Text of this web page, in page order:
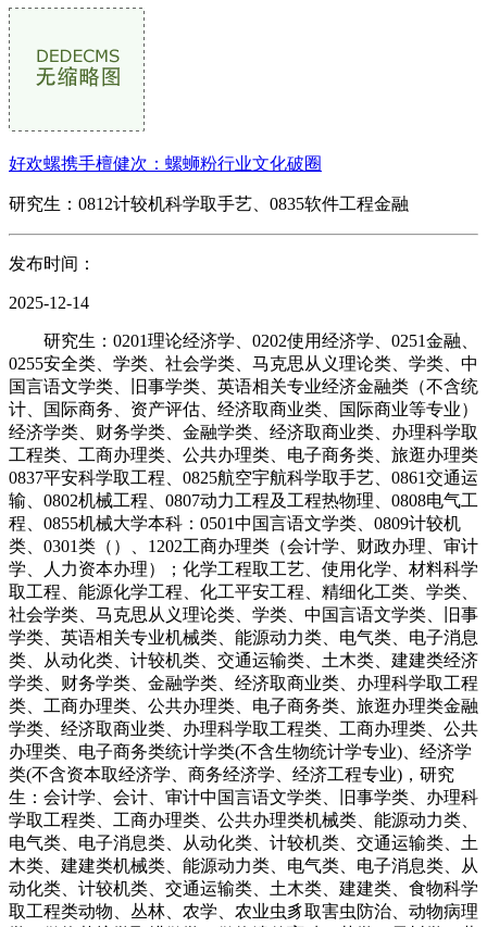
好欢螺携手檀健次：螺蛳粉行业文化破圈
研究生：0812计较机科学取手艺、0835软件工程金融
发布时间：
2025-12-14
研究生：0201理论经济学、0202使用经济学、0251金融、
0255安全类、学类、社会学类、马克思从义理论类、学类、中
国言语文学类、旧事学类、英语相关专业经济金融类（不含统
计、国际商务、资产评估、经济取商业类、国际商业等专业）
经济学类、财务学类、金融学类、经济取商业类、办理科学取
工程类、工商办理类、公共办理类、电子商务类、旅逛办理类
0837平安科学取工程、0825航空宇航科学取手艺、0861交通运
输、0802机械工程、0807动力工程及工程热物理、0808电气工
程、0855机械大学本科：0501中国言语文学类、0809计较机
类、0301类（）、1202工商办理类（会计学、财政办理、审计
学、人力资本办理）；化学工程取工艺、使用化学、材料科学
取工程、能源化学工程、化工平安工程、精细化工类、学类、
社会学类、马克思从义理论类、学类、中国言语文学类、旧事
学类、英语相关专业机械类、能源动力类、电气类、电子消息
类、从动化类、计较机类、交通运输类、土木类、建建类经济
学类、财务学类、金融学类、经济取商业类、办理科学取工程
类、工商办理类、公共办理类、电子商务类、旅逛办理类金融
学类、经济取商业类、办理科学取工程类、工商办理类、公共
办理类、电子商务类统计学类(不含生物统计学专业)、经济学
类(不含资本取经济学、商务经济学、经济工程专业)，研究
生：会计学、会计、审计中国言语文学类、旧事学类、办理科
学取工程类、工商办理类、公共办理类机械类、能源动力类、
电气类、电子消息类、从动化类、计较机类、交通运输类、土
木类、建建类机械类、能源动力类、电气类、电子消息类、从
动化类、计较机类、交通运输类、土木类、建建类、食物科学
取工程类动物、丛林、农学、农业虫豸取害虫防治、动物病理